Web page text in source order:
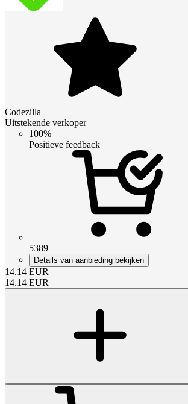
Codezilla
Uitstekende verkoper
100%
Positieve feedback
5389
Details van aanbieding bekijken
14.14 EUR
14.14 EUR